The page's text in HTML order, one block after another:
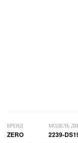
БРЕНД
ZERO
МОДЕЛЬ
2239-